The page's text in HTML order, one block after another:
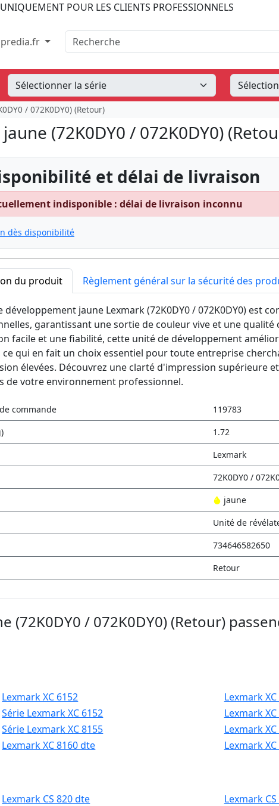
UNIQUEMENT POUR LES CLIENTS PROFESSIONNELS
Recherche
/ 072K0DY0) (Retour)
(72K0DY0 / 072K0DY0)
et délai de livraison
indisponible : délai de livraison inconnu
dès disponibilité
du produit Règlement général sur la sécurité des
développement jaune Lexmark (72K0DY0 / 072K0DY0) est
garantissant une sortie de couleur vive et une
facile et une fiabilité, cette unité de développement
ce qui en fait un choix essentiel pour toute entreprise
élevées. Découvrez une clarté d'impression supérieure
de votre environnement professionnel.
commande
119783
1.72
Lexmark
72K0DY0 /
jaune
Unité de
734646582650
Retour
(72K0DY0 / 072K0DY0) (Retour)
Lexmark XC 6152
Lexmark
Série Lexmark XC 6152
Lexmark
Série Lexmark XC 8155
Lexmark
Lexmark XC 8160 dte
Lexmark
Lexmark CS 820 dte
Lexmark